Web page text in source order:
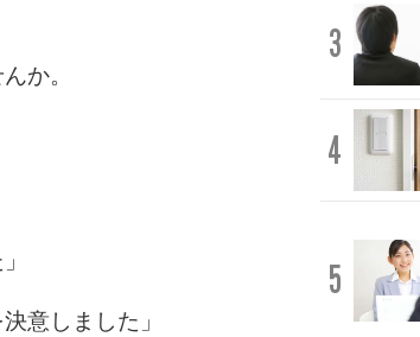
か。
意しました」
3
4
5